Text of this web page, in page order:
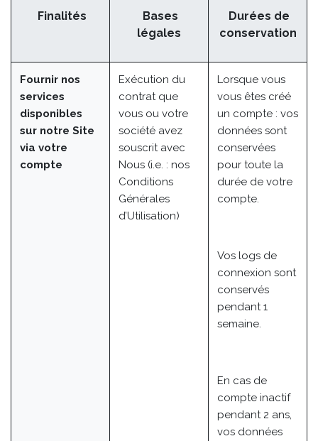
Finalités
Bases
légales
Durées de
conservation
Fournir nos
services
disponibles
sur notre Site
via votre
compte
Exécution du
contrat que
vous ou votre
société avez
souscrit avec
Nous (i.e. : nos
Conditions
Générales
d’Utilisation)
Lorsque vous
vous êtes créé
un compte : vos
données sont
conservées
pour toute la
durée de votre
compte.
Vos logs de
connexion sont
conservés
pendant 1
semaine.
En cas de
compte inactif
pendant 2 ans,
vos données